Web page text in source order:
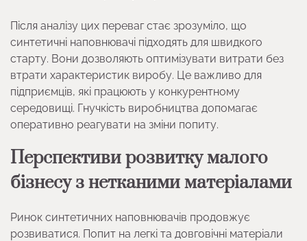
Після аналізу цих переваг стає зрозуміло, що
синтетичні наповнювачі підходять для швидкого
старту. Вони дозволяють оптимізувати витрати без
втрати характеристик виробу. Це важливо для
підприємців, які працюють у конкурентному
середовищі. Гнучкість виробництва допомагає
оперативно реагувати на зміни попиту.
Перспективи розвитку малого
бізнесу з нетканими матеріалами
Ринок синтетичних наповнювачів продовжує
розвиватися. Попит на легкі та довговічні матеріали